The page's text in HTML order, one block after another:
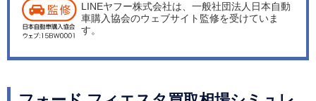
LINEヤフー株式会社は、一般社団法人日本自動
車購入協会のウェブサイト監修を受けていま
す。